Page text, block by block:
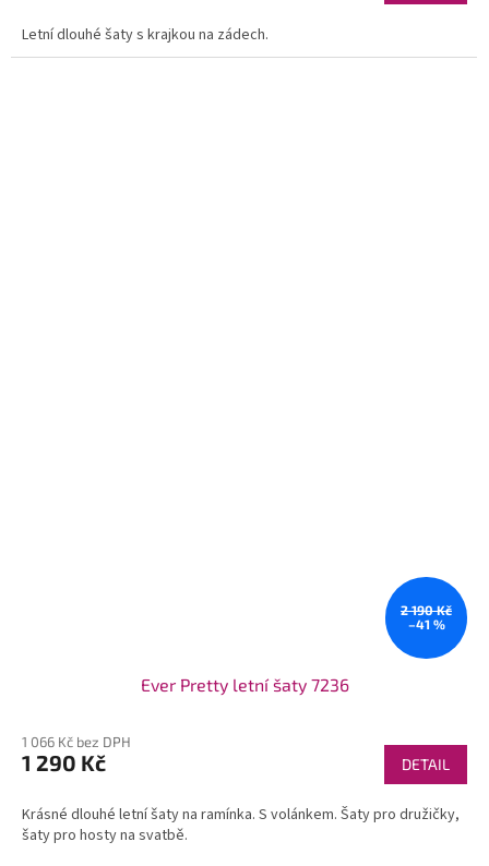
Letní dlouhé šaty s krajkou na zádech.
2 190 Kč
–41 %
Ever Pretty letní šaty 7236
1 066 Kč bez DPH
1 290 Kč DETAIL
Krásné dlouhé letní šaty na ramínka. S volánkem. Šaty pro družičky,
šaty pro hosty na svatbě.